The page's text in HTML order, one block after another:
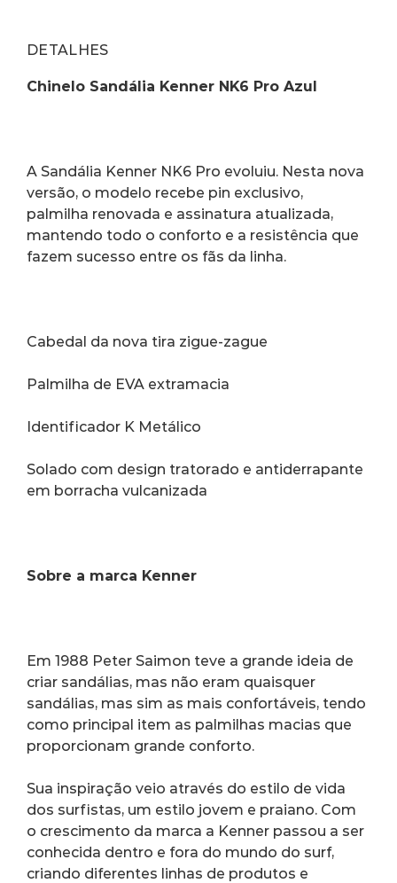
DETALHES
Chinelo Sandália Kenner NK6 Pro Azul
A Sandália Kenner NK6 Pro evoluiu. Nesta nova
versão, o modelo recebe pin exclusivo,
palmilha renovada e assinatura atualizada,
mantendo todo o conforto e a resistência que
fazem sucesso entre os fãs da linha.
Cabedal da nova tira zigue-zague
Palmilha de EVA extramacia
Identificador K Metálico
Solado com design tratorado e antiderrapante
em borracha vulcanizada
Sobre a marca Kenner
Em 1988 Peter Saimon teve a grande ideia de
criar sandálias, mas não eram quaisquer
sandálias, mas sim as mais confortáveis, tendo
como principal item as palmilhas macias que
proporcionam grande conforto.
Sua inspiração veio através do estilo de vida
dos surfistas, um estilo jovem e praiano. Com
o crescimento da marca a Kenner passou a ser
conhecida dentro e fora do mundo do surf,
criando diferentes linhas de produtos e